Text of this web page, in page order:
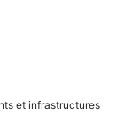
et infrastructures